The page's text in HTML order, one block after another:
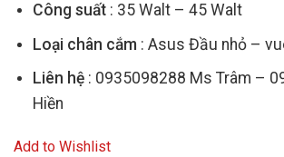
Công suất: 35 Walt – 45 Walt
Loại chân cắm : Asus Đầu nhỏ –
Liên hệ: 0935098288 Ms Trâm –
Hiền
Add to Wishlist